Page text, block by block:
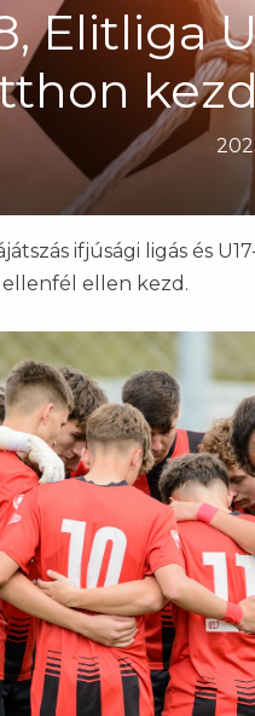
Elitliga
ifjúsági ligás és
ellen kezd.